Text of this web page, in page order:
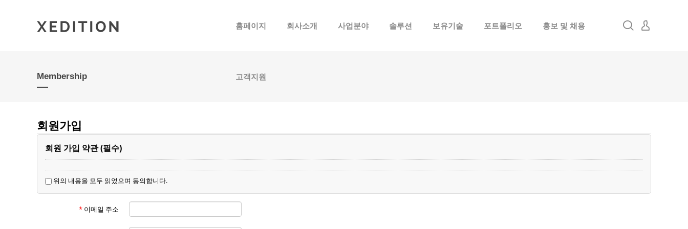
홈페이지 회사소개 사업분야 솔루션 보유기술 포트폴리오 홍보 및 채용
고객지원
Membership
회원가입
회원 가입 약관 (필수)
위의 내용을 모두 읽었으며 동의합니다.
* 이메일 주소